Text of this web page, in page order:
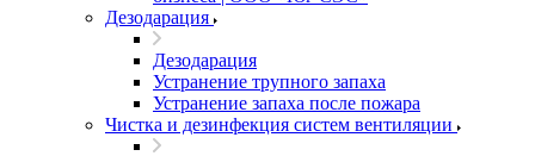
Дезодарация
Дезодарация
Устранение трупного запаха
Устранение запаха после пожара
Чистка и дезинфекция систем вентиляции